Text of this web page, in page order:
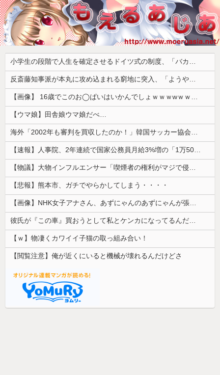
小学生の段階で人生を確定させるドイツ式の制度、「バカを振い落せるから合理的だ」と自惚れていた結果……
反斎藤知事派が本丸に攻め込まれる窮地に突入、「ようやく反撃のターンやね」と手際の良さに感心する人が続出中
【画像】 16歳でこのお◯ぱいはいかんでしょｗｗｗwｗｗｗｗｗｗｗｗ❤
【ウマ娘】田舎娘ウマ娘だべ…
海外「2002年も審判を買収したのか！」韓国サッカー協会による国際試合の審判買収が発覚し大騒ぎ！【海外の反応】
【速報】人事院、2年連続で国家公務員月給3%増の「1万5056円」引き上げ勧告 2年で6%超え
【物議】大物インフルエンサー「喫煙者の権利がマジで侵害されてる。いくら税金払ってるんだ」
【悲報】熊本市、ガチでやらかしてしまう・・・・
【画像】NHK女子アナさん、あずにゃんのあずにゃんが張ってしまう
彼氏が『この車』買おうとして私とケンカになってるんだけどｗｗｗｗｗｗ
【ｗ】物凄くカワイイ子猫の取っ組み合い！
【閲覧注意】俺が近くにいると機械が壊れるんだけどさ